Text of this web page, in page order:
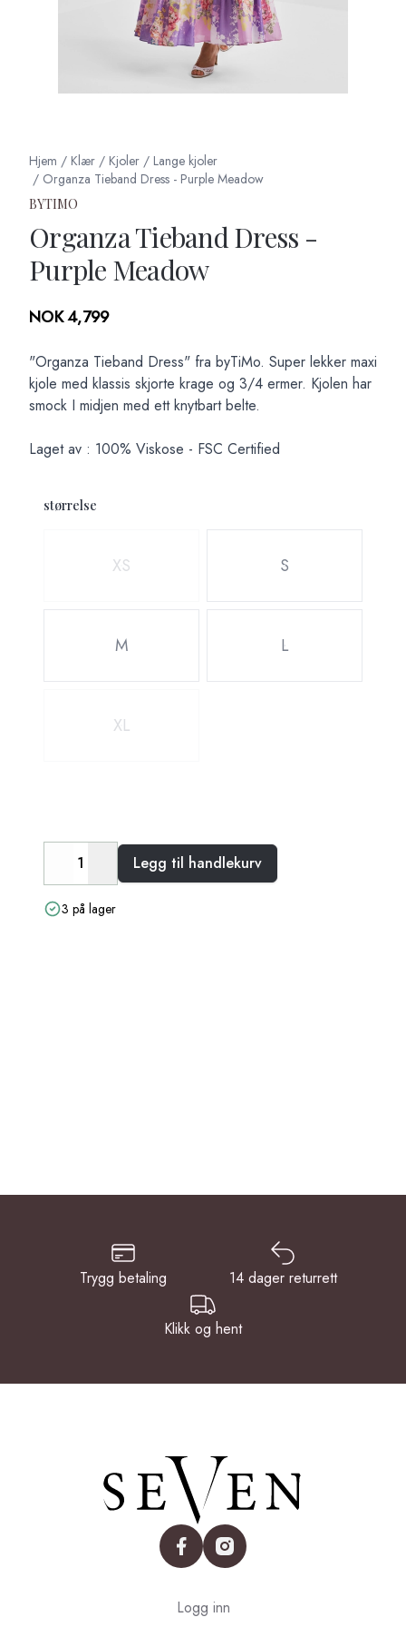
Hjem / Klær / Kjoler / Lange kjoler
/ Organza Tieband Dress - Purple Meadow
BYTIMO
Organza Tieband Dress -
Purple Meadow
Produktdetaljer
NOK 4,799
Description
"Organza Tieband Dress" fra byTiMo. Super lekker maxi
kjole med klassis skjorte krage og 3/4 ermer. Kjolen har
smock I midjen med ett knytbart belte.
Laget av : 100% Viskose - FSC Certified
størrelse
XS S
M L
XL
DecreaseIncreaseLegg til handlekurv
3 på lager
Trygg betaling 14 dager returrett
Klikk og hent
facebookinstagram
Logg inn